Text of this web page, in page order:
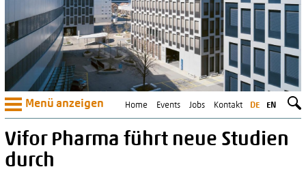
Menü anzeigen DE EN
Home Events Jobs Kontakt
Vifor Pharma führt neue Studien
durch